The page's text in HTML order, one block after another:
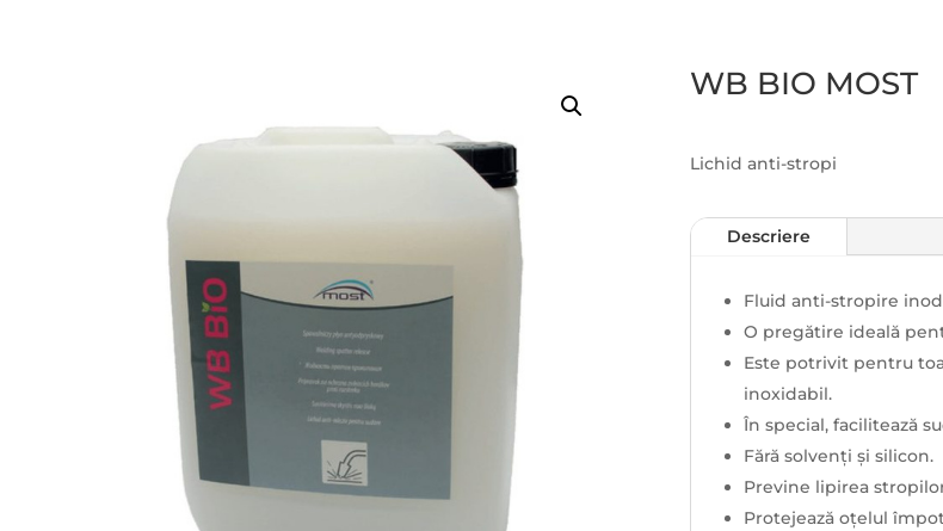
WB BIO MOST
Lichid anti-stropi
Descriere
Fluid anti-stropire
O pregătire ideală
Este potrivit pentru
inoxidabil.
În special, facilitează
Fără solvenți și silicon.
Previne lipirea
Protejează oțelul